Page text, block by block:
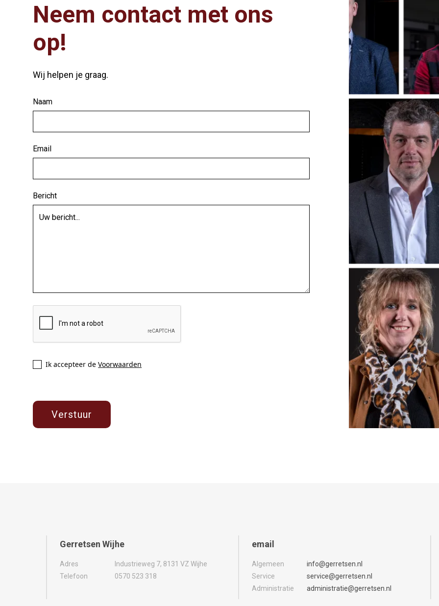
Neem contact met ons
op!
Wij helpen je graag.
Naam
Email
Bericht
Ik accepteer deVoorwaarden
Gerretsen Wijhe
Adres
Telefoon
Industrieweg 7, 8131 VZ Wijhe
0570 523 318
email
Algemeen
Service
Administratie
info@gerretsen.nl
service@gerretsen.nl
administratie@gerretsen.nl